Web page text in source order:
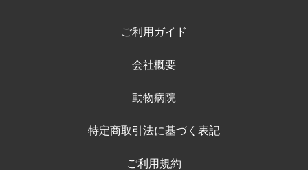
ご利用ガイド
会社概要
動物病院
特定商取引法に基づく表記
ご利用規約